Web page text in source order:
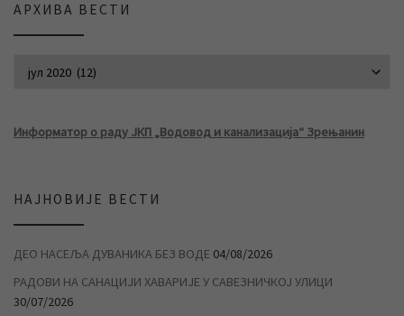
АРХИВА ВЕСТИ
Информатор о раду ЈКП „Водовод и канализација“ Зрењанин
НАЈНОВИЈЕ ВЕСТИ
ДЕО НАСЕЉА ДУВАНИКА БЕЗ ВОДЕ 04/08/2026
РАДОВИ НА САНАЦИЈИ ХАВАРИЈЕ У САВЕЗНИЧКОЈ УЛИЦИ
30/07/2026